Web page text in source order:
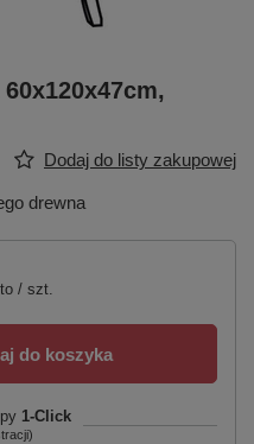
Dodaj do listy zakupowej
drewna
/ szt.
do koszyka
1-Click